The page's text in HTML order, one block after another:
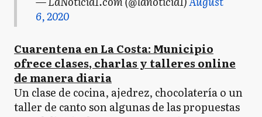
6, 2020
Cuarentena en La Costa: Municipio
ofrece clases, charlas y talleres online
de manera diaria
Un clase de cocina, ajedrez, chocolatería o un
taller de canto son algunas de las propuestas